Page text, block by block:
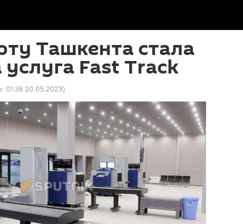
Ташкента стала
Fast Track
01:38 20.05.2023)